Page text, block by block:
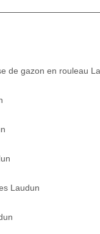
de gazon en rouleau
Laudun